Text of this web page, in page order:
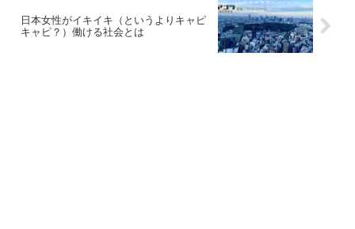
日本女性がイキイキ（というよりキャピ
キャピ？）働ける社会とは